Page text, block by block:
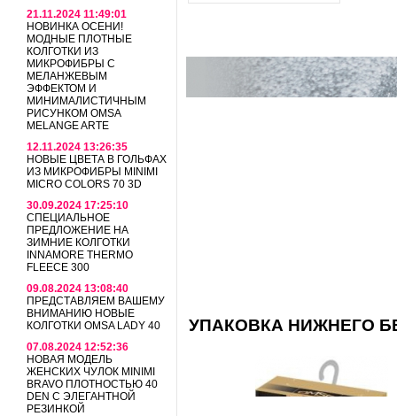
21.11.2024 11:49:01
НОВИНКА ОСЕНИ!
МОДНЫЕ ПЛОТНЫЕ
КОЛГОТКИ ИЗ
МИКРОФИБРЫ С
МЕЛАНЖЕВЫМ
ЭФФЕКТОМ И
МИНИМАЛИСТИЧНЫМ
РИСУНКОМ OMSA
MELANGE ARTE
12.11.2024 13:26:35
НОВЫЕ ЦВЕТА В ГОЛЬФАХ
ИЗ МИКРОФИБРЫ MINIMI
MICRO COLORS 70 3D
30.09.2024 17:25:10
СПЕЦИАЛЬНОЕ
ПРЕДЛОЖЕНИЕ НА
ЗИМНИЕ КОЛГОТКИ
INNAMORE THERMO
FLEECE 300
09.08.2024 13:08:40
ПРЕДСТАВЛЯЕМ ВАШЕМУ
ВНИМАНИЮ НОВЫЕ
КОЛГОТКИ OMSA LADY 40
07.08.2024 12:52:36
НОВАЯ МОДЕЛЬ
ЖЕНСКИХ ЧУЛОК MINIMI
BRAVO ПЛОТНОСТЬЮ 40
DEN С ЭЛЕГАНТНОЙ
РЕЗИНКОЙ
УПАКОВКА НИЖНЕГО